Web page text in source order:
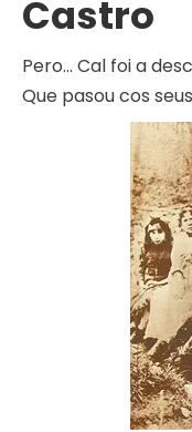
Castro
Pero… Cal foi a
Que pasou cos